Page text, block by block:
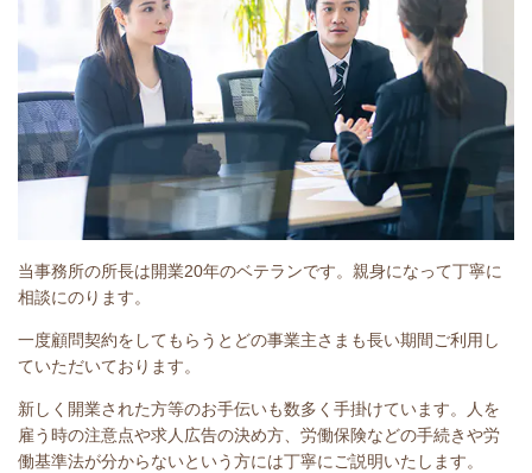
当事務所の所長は開業20年のベテランです。親身になって丁寧に
相談にのります。
一度顧問契約をしてもらうとどの事業主さまも長い期間ご利用し
ていただいております。
新しく開業された方等のお手伝いも数多く手掛けています。人を
雇う時の注意点や求人広告の決め方、労働保険などの手続きや労
働基準法が分からないという方には丁寧にご説明いたします。